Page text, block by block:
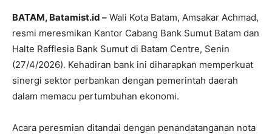
BATAM, Batamist.id – Wali Kota Batam, Amsakar Achmad,
resmi meresmikan Kantor Cabang Bank Sumut Batam dan
Halte Rafflesia Bank Sumut di Batam Centre, Senin
(27/4/2026). Kehadiran bank ini diharapkan memperkuat
sinergi sektor perbankan dengan pemerintah daerah
dalam memacu pertumbuhan ekonomi.
Acara peresmian ditandai dengan penandatanganan nota